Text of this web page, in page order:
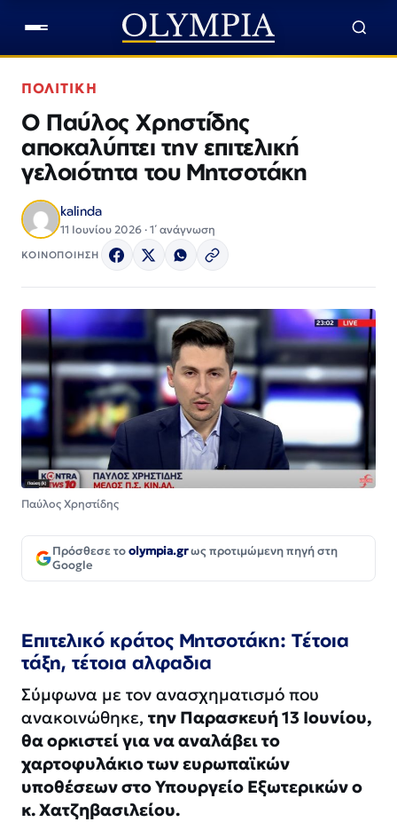
ΠΟΛΙΤΙΚΗ
Ο Παύλος Χρηστίδης
αποκαλύπτει την επιτελική
γελοιότητα του Μητσοτάκη
kalinda
11 Ιουνίου 2026 · 1΄ ανάγνωση
ΚΟΙΝΟΠΟΙΗΣΗ
Παύλος Χρηστίδης
Πρόσθεσε τοolympia.grως προτιμώμενη πηγή στη
Google
Επιτελικό κράτος Μητσοτάκη: Τέτοια
τάξη, τέτοια αλφαδια
Σύμφωνα με τον ανασχηματισμό που
ανακοινώθηκε, την Παρασκευή 13 Ιουνίου,
θα ορκιστεί για να αναλάβει το
χαρτοφυλάκιο των ευρωπαϊκών
υποθέσεων στο Υπουργείο Εξωτερικών ο
κ. Χατζηβασιλείου.